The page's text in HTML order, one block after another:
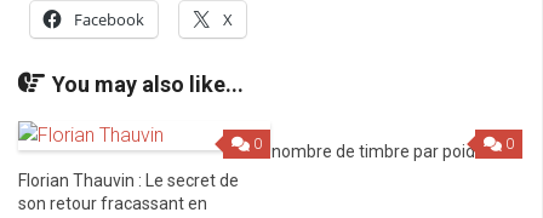
Facebook X
You may also like...
0
Florian Thauvin : Le secret de
son retour fracassant en
0
nombre de timbre par poids